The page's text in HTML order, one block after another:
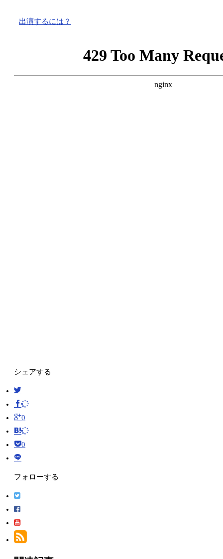
出演するには？
シェアする
0
0
フォローする